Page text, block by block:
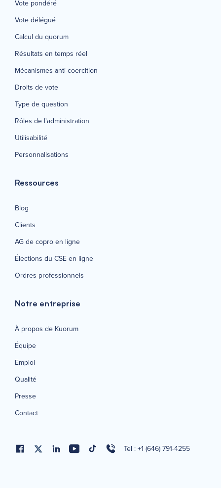
Vote pondéré
Vote délégué
Calcul du quorum
Résultats en temps réel
Mécanismes anti-coercition
Droits de vote
Type de question
Rôles de l'administration
Utilisabilité
Personnalisations
Ressources
Blog
Clients
AG de copro en ligne
Élections du CSE en ligne
Ordres professionnels
Notre entreprise
À propos de Kuorum
Équipe
Emploi
Qualité
Presse
Contact
Tel : +1 (646) 791-4255